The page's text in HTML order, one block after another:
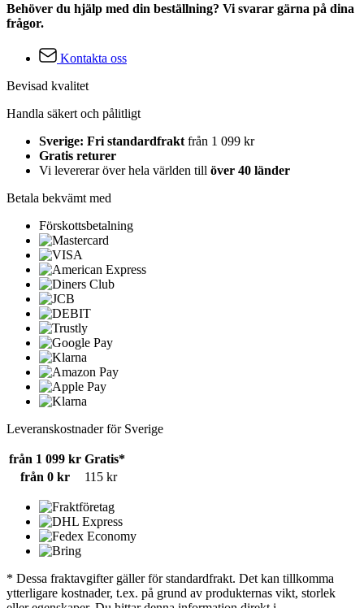
Behöver du hjälp med din beställning? Vi svarar gärna på dina
frågor.
Kontakta oss
Bevisad kvalitet
Handla säkert och pålitligt
Sverige: Fri standardfrakt från 1 099 kr
Gratis returer
Vi levererar över hela världen till över 40 länder
Betala bekvämt med
Förskottsbetalning
Leveranskostnader för Sverige
från 1 099 kr Gratis*
från 0 kr
115 kr
* Dessa fraktavgifter gäller för standardfrakt. Det kan tillkomma
ytterligare kostnader, t.ex. på grund av produkternas vikt, storlek